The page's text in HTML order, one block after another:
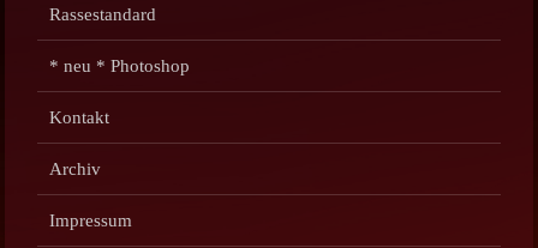
Rassestandard
* neu * Photoshop
Kontakt
Archiv
Impressum